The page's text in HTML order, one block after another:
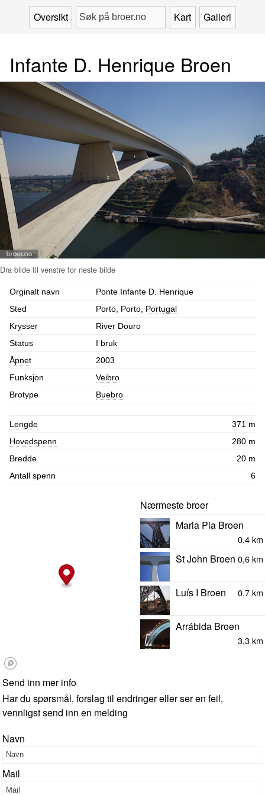
Oversikt Kart Galleri
Infante D. Henrique Broen
Orginalt navn
Ponte Infante D. Henrique
Sted
Porto, Porto, Portugal
Krysser
River Douro
Status
I bruk
Åpnet
2003
Funksjon
Veibro
Brotype
Buebro
Lengde
371 m
Hovedspenn
280 m
Bredde
20 m
Antall spenn
6
Nærmeste broer
Maria Pia Broen
0,4 km
St John Broen 0,6 km
Luís I Broen 0,7 km
Arrábida Broen
3,3 km
Send inn mer info
Har du spørsmål, forslag til endringer eller ser en feil,
vennligst send inn en melding
Navn
Mail